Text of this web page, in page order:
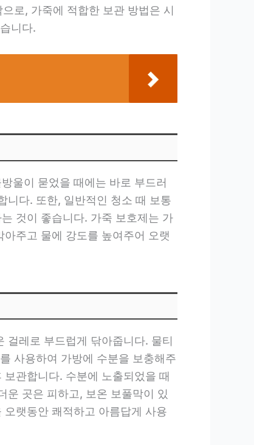
로, 가죽에 적합한 보관 방법은 시
니다.
울이 묻었을 때에는 바로 부드러
니다. 또한, 일반적인 청소 때 보통
것이 좋습니다. 가죽 보호제는 가
주고 물에 강도를 높여주어 오랫
걸레로 부드럽게 닦아줍니다. 물티
사용하여 가방에 수분을 보충해주
관합니다. 수분에 노출되었을 때
운 곳은 피하고, 보온 보풀막이 있
랫동안 쾌적하고 아름답게 사용